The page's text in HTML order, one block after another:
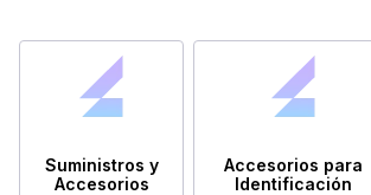
Suministros y
Accesorios
Accesorios para
Identificación